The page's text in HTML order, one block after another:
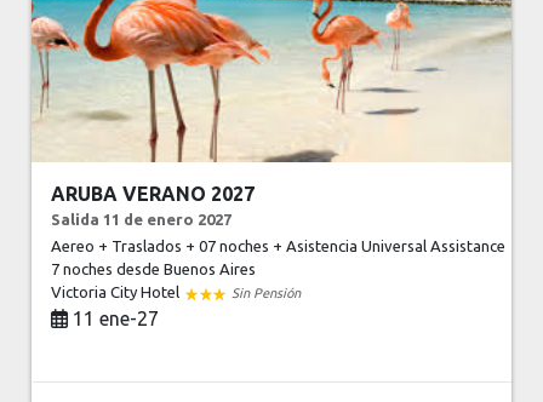
ARUBA VERANO 2027
Salida 11 de enero 2027
Aereo + Traslados + 07 noches + Asistencia Universal Assistance
7 nochesdesde Buenos Aires
Victoria City Hotel
Sin Pensión
11 ene-27